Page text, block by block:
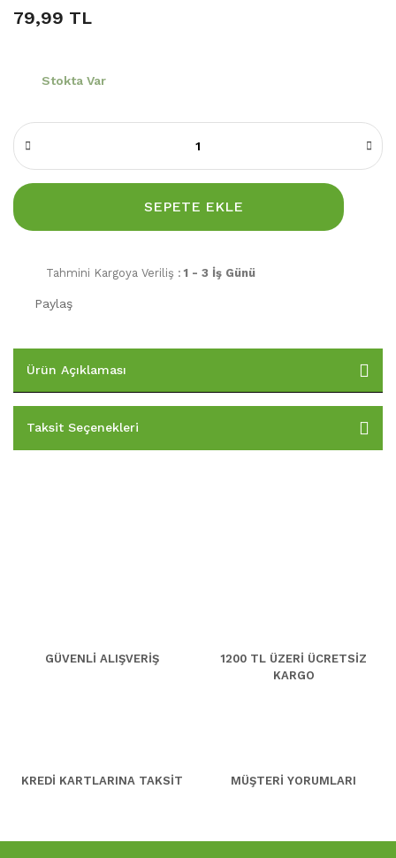
79,99 TL
Stokta Var
SEPETE EKLE
Tahmini Kargoya Veriliş : 1 - 3 İş Günü
Paylaş
Ürün Açıklaması
Taksit Seçenekleri
GÜVENLİ ALIŞVERİŞ
1200 TL ÜZERİ ÜCRETSİZ
KARGO
KREDİ KARTLARINA TAKSİT MÜŞTERİ YORUMLARI